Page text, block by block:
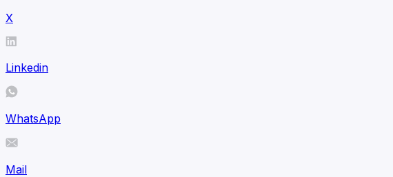
X
Linkedin
WhatsApp
Mail